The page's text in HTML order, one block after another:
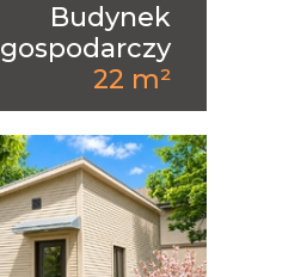
Budynek
gospodarczy
22 m²